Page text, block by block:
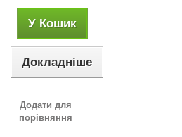
У Кошик
Докладніше
Додати для
порівняння